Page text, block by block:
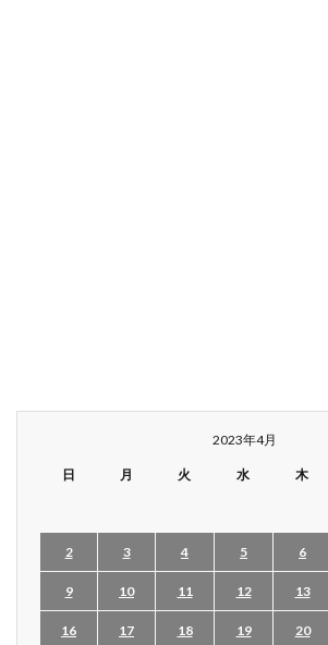
2023年4月
日 月 火 水 木
2 3 4 5 6
9 10 11 12 13
16 17 18 19 20